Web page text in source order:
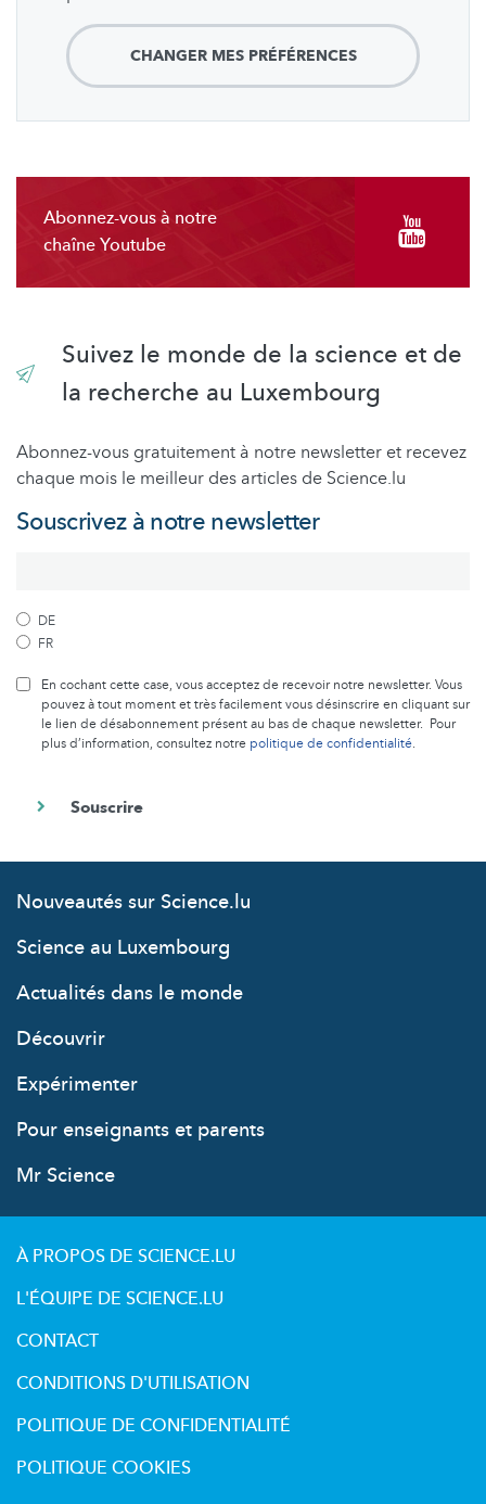
CHANGER MES PRÉFÉRENCES
Abonnez-vous à notre
chaîne Youtube
Suivez le monde de la science et de
la recherche au Luxembourg
Abonnez-vous gratuitement à notre newsletter et recevez
chaque mois le meilleur des articles de Science.lu
Souscrivez à notre newsletter
DE
FR
En cochant cette case, vous acceptez de recevoir notre newsletter. Vous
pouvez à tout moment et très facilement vous désinscrire en cliquant sur
le lien de désabonnement présent au bas de chaque newsletter. Pour
plus d’information, consultez notre politique de confidentialité.
Nouveautés sur Science.lu
Science au Luxembourg
Actualités dans le monde
Découvrir
Expérimenter
Pour enseignants et parents
Mr Science
À PROPOS DE SCIENCE.LU
L'ÉQUIPE DE SCIENCE.LU
CONTACT
CONDITIONS D'UTILISATION
POLITIQUE DE CONFIDENTIALITÉ
POLITIQUE COOKIES